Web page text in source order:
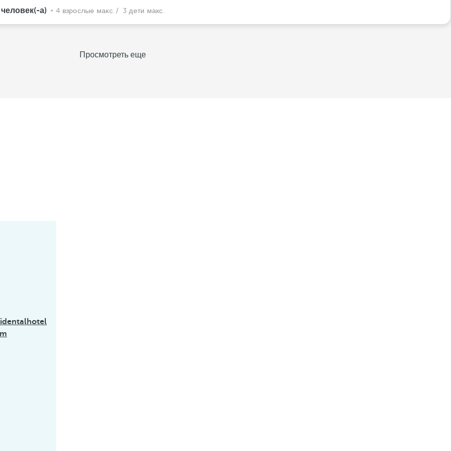
а) 4 взрослые макс. / 3 дети макс.
Просмотреть еще